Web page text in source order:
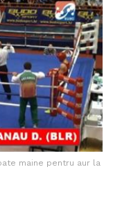
maine pentru aur la